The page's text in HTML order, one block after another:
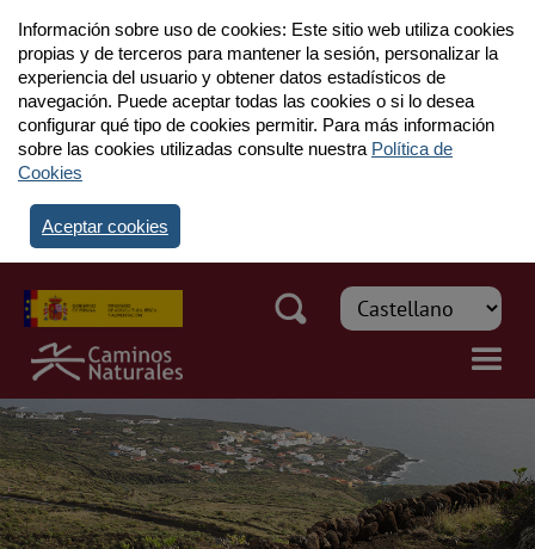
Información sobre uso de cookies: Este sitio web utiliza cookies
propias y de terceros para mantener la sesión, personalizar la
experiencia del usuario y obtener datos estadísticos de
navegación. Puede aceptar todas las cookies o si lo desea
configurar qué tipo de cookies permitir. Para más información
sobre las cookies utilizadas consulte nuestra Política de
Cookies
Aceptar cookies